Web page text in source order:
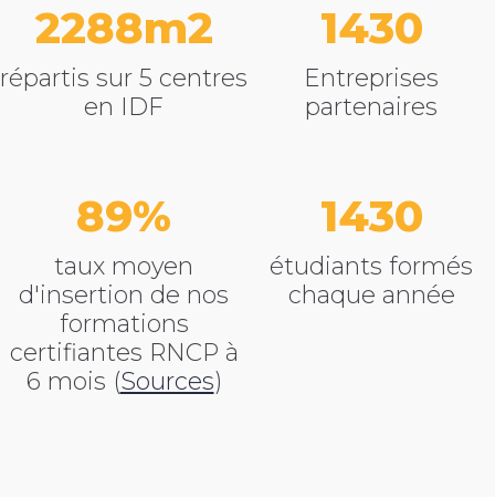
3112
répartis sur 5 centres
en IDF
1940
Entreprises
partenaires
89
taux moyen
d'insertion de nos
formations
certifiantes RNCP à
6 mois (Sources)
1940
étudiants formés
chaque année